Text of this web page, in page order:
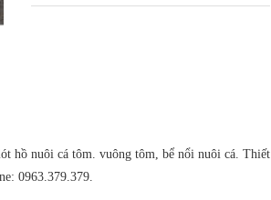
hồ nuôi cá tôm. vuông tôm, bể nổi nuôi cá. Thiết
0963.379.379.